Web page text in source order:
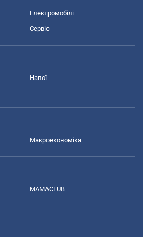
Електромобілі
Сервіс
Напої
Макроекономіка
MAMACLUB